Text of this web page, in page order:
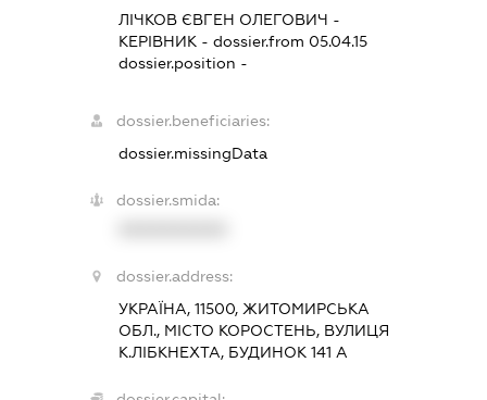
ЛІЧКОВ ЄВГЕН ОЛЕГОВИЧ -
КЕРІВНИК - dossier.from 05.04.15
dossier.position -
dossier.beneficiaries:
dossier.missingData
dossier.smida:
dossier.address:
УКРАЇНА, 11500, ЖИТОМИРСЬКА
ОБЛ., МІСТО КОРОСТЕНЬ, ВУЛИЦЯ
К.ЛІБКНЕХТА, БУДИНОК 141 А